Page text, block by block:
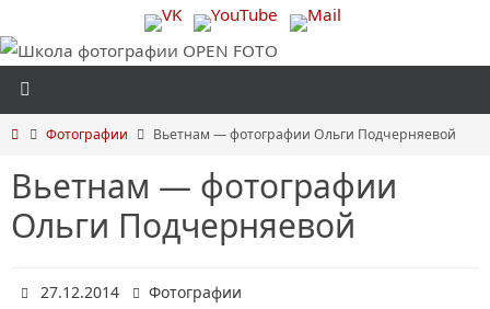
к
содержимому
Главная
Фотографии Вьетнам — фотографии Ольги Подчерняевой
Вьетнам — фотографии
Ольги Подчерняевой
27.12.2014 Фотографии